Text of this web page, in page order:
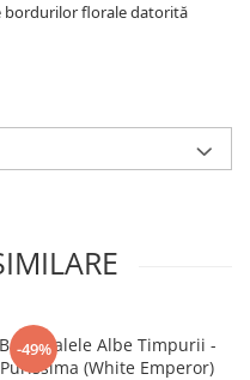
bordurilor florale datorită
-49%
Bulbi Lalele Albe Timpurii -
Purissima (White Emperor)